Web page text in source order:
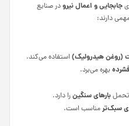
جابجایی و اعمال نیرودر صنایع
دارند:
(روغن هیدرولیک)استفاده می‌کند.
بهره می‌برد.
تحملبارهای سنگینرا دارد.
سبک‌ترمناسب است.